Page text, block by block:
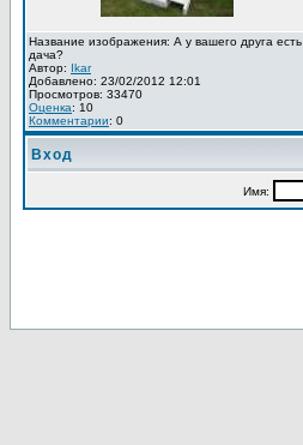
Название изображения: А у вашего друга есть
дача?
Автор: Ikar
Добавлено: 23/02/2012 12:01
Просмотров: 33470
Оценка: 10
Комментарии: 0
Вход
Имя: